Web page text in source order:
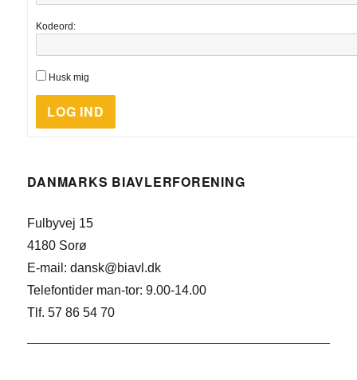
Kodeord:
Husk mig
LOG IND
DANMARKS BIAVLERFORENING
Fulbyvej 15
4180 Sorø
E-mail: dansk@biavl.dk
Telefontider man-tor: 9.00-14.00
Tlf. 57 86 54 70